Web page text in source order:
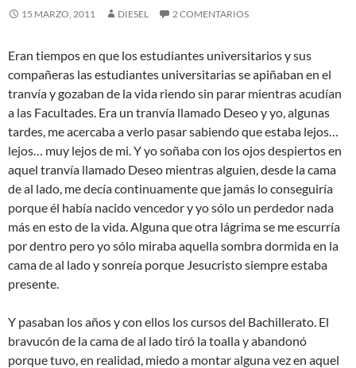
15 MARZO, 2011 DIESEL 2 COMENTARIOS
Eran tiempos en que los estudiantes universitarios y sus
compañeras las estudiantes universitarias se apiñaban en el
tranvía y gozaban de la vida riendo sin parar mientras acudían
a las Facultades. Era un tranvía llamado Deseo y yo, algunas
tardes, me acercaba a verlo pasar sabiendo que estaba lejos…
lejos… muy lejos de mi. Y yo soñaba con los ojos despiertos en
aquel tranvía llamado Deseo mientras alguien, desde la cama
de al lado, me decía continuamente que jamás lo conseguiría
porque él había nacido vencedor y yo sólo un perdedor nada
más en esto de la vida. Alguna que otra lágrima se me escurría
por dentro pero yo sólo miraba aquella sombra dormida en la
cama de al lado y sonreía porque Jesucristo siempre estaba
presente.
Y pasaban los años y con ellos los cursos del Bachillerato. El
bravucón de la cama de al lado tiró la toalla y abandonó
porque tuvo, en realidad, miedo a montar alguna vez en aquel